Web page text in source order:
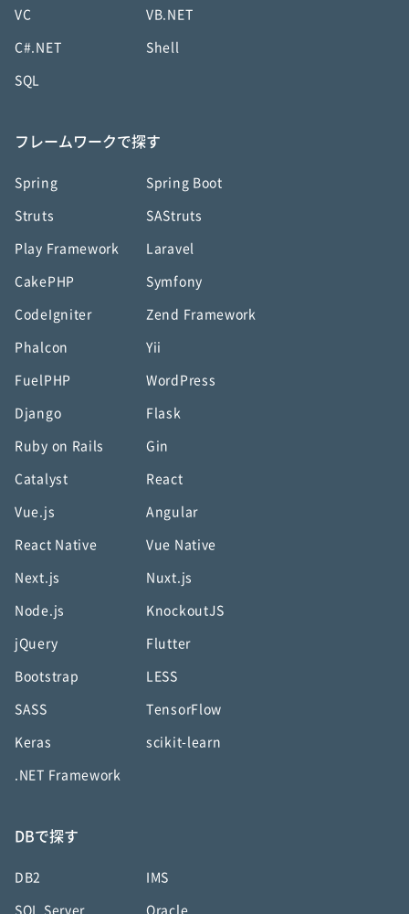
VC VB.NET
C#.NET Shell
SQL
フレームワークで探す
Spring Spring Boot
Struts SAStruts
Play Framework Laravel
CakePHP Symfony
CodeIgniter Zend Framework
Phalcon Yii
FuelPHP WordPress
Django Flask
Ruby on Rails Gin
Catalyst React
Vue.js Angular
React Native Vue Native
Next.js Nuxt.js
Node.js KnockoutJS
jQuery Flutter
Bootstrap LESS
SASS TensorFlow
Keras scikit-learn
.NET Framework
DBで探す
DB2 IMS
SQL Server Oracle